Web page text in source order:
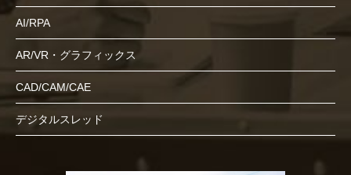
AI/RPA
AR/VR・グラフィックス
CAD/CAM/CAE
デジタルスレッド